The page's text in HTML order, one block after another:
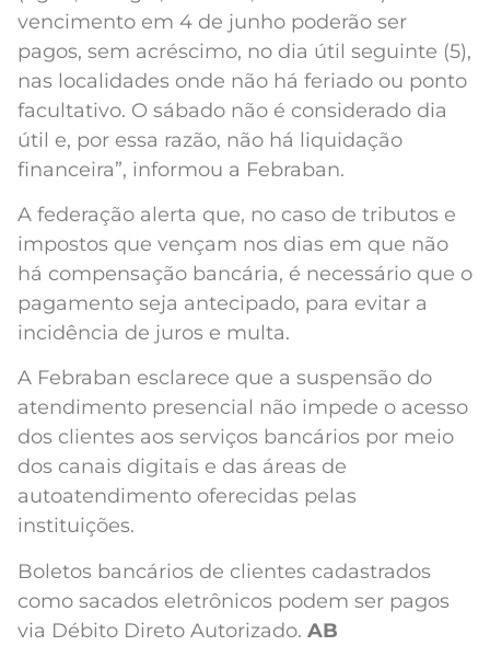
vencimento em 4 de junho poderão ser
pagos, sem acréscimo, no dia útil seguinte (5),
nas localidades onde não há feriado ou ponto
facultativo. O sábado não é considerado dia
útil e, por essa razão, não há liquidação
financeira”, informou a Febraban.
A federação alerta que, no caso de tributos e
impostos que vençam nos dias em que não
há compensação bancária, é necessário que o
pagamento seja antecipado, para evitar a
incidência de juros e multa.
A Febraban esclarece que a suspensão do
atendimento presencial não impede o acesso
dos clientes aos serviços bancários por meio
dos canais digitais e das áreas de
autoatendimento oferecidas pelas
instituições.
Boletos bancários de clientes cadastrados
como sacados eletrônicos podem ser pagos
via Débito Direto Autorizado. AB